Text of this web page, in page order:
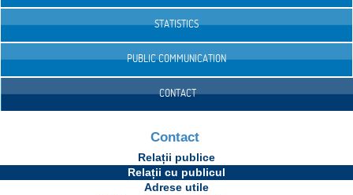
STATISTICS
PUBLIC COMMUNICATION
CONTACT
Contact
Relații publice
Relații cu publicul
Adrese utile